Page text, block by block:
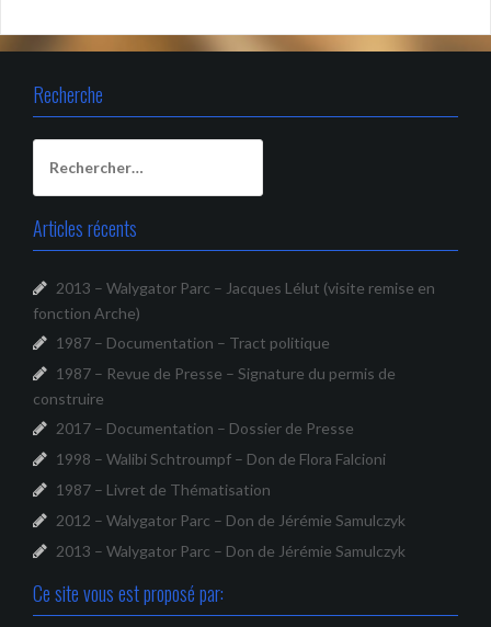
Recherche
Articles récents
2013 – Walygator Parc – Jacques Lélut (visite remise en
fonction Arche)
1987 – Documentation – Tract politique
1987 – Revue de Presse – Signature du permis de
construire
2017 – Documentation – Dossier de Presse
1998 – Walibi Schtroumpf – Don de Flora Falcioni
1987 – Livret de Thématisation
2012 – Walygator Parc – Don de Jérémie Samulczyk
2013 – Walygator Parc – Don de Jérémie Samulczyk
Ce site vous est proposé par: